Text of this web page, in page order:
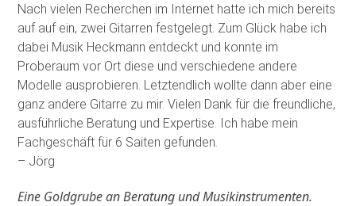
Nach vielen Recherchen im Internet hatte ich mich bereits
auf auf ein, zwei Gitarren festgelegt. Zum Glück habe ich
dabei Musik Heckmann entdeckt und konnte im
Proberaum vor Ort diese und verschiedene andere
Modelle ausprobieren. Letztendlich wollte dann aber eine
ganz andere Gitarre zu mir. Vielen Dank für die freundliche,
ausführliche Beratung und Expertise. Ich habe mein
Fachgeschäft für 6 Saiten gefunden.
– Jörg
Eine Goldgrube an Beratung und Musikinstrumenten.